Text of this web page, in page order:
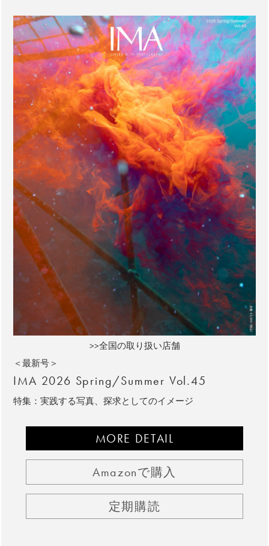
>>全国の取り扱い店舗
＜最新号＞
IMA 2026 Spring/Summer Vol.45
特集：実践する写真、探求としてのイメージ
MORE DETAIL
Amazonで購入
定期購読